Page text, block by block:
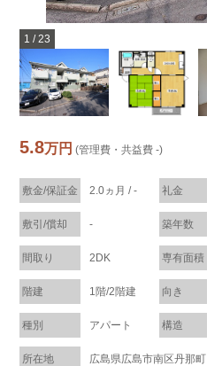
1 /23
5.8万円 (管理費・共益費 -)
敷金/保証金 2.0ヵ月 / - 礼金
敷引/償却 - 築年数
間取り 2DK 専有面積
階建 1階/2階建 向き
種別 アパート 構造
所在地 広島県広島市南区丹那町